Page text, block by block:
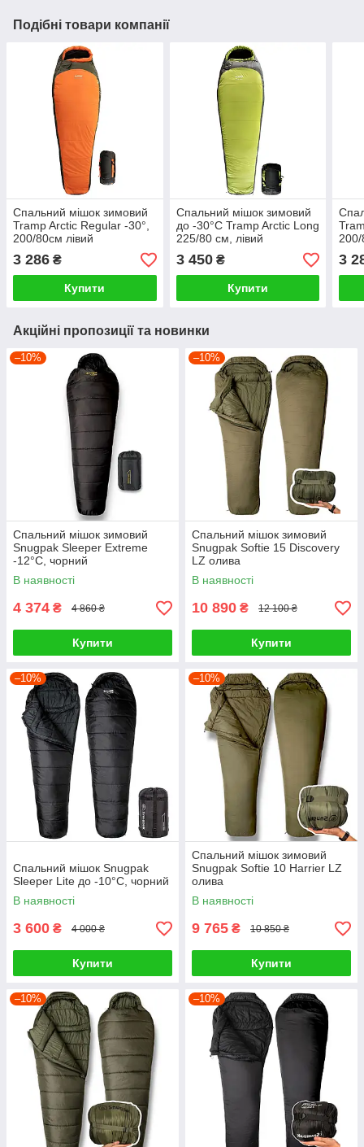
Подібні товари компанії
Спальний мішок зимовий
Tramp Arctic Regular -30°,
200/80см лівий
3 286 ₴
Купити
Спальний мішок зимовий
до -30°С Tramp Arctic Long
225/80 см, лівий
3 450₴
Купити
3
Акційні пропозиції та новинки
–10%
Спальний мішок зимовий
Snugpak Sleeper Extreme
-12°C, чорний
В наявності
4 374 ₴ 4 860 ₴
Купити
–10%
Спальний мішок зимовий
Snugpak Softie 15 Discovery
LZ олива
В наявності
10 890 ₴ 12 100 ₴
Купити
–10%
Спальний мішок Snugpak
Sleeper Lite до -10°С, чорний
В наявності
3 600 ₴ 4 000 ₴
Купити
–10%
Спальний мішок зимовий
Snugpak Softie 10 Harrier LZ
олива
В наявності
9 765 ₴ 10 850 ₴
Купити
–10% –10%